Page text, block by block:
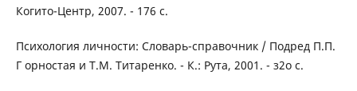
Когито-Центр, 2007. - 176 с.
Психология личности: Словарь-справочник / Подред П.П.
Г орностая и Т.М. Титаренко. - К.: Рута, 2001. - з2о с.